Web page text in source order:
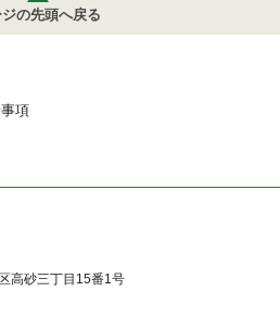
の先頭へ戻る
項
高砂三丁目15番1号